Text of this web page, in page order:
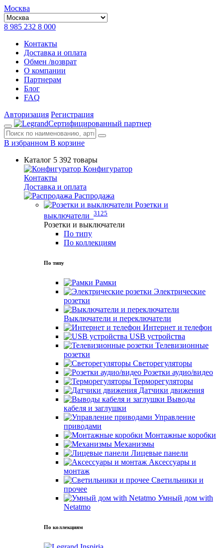
Москва
8 985 232 8 000
Контакты
Доставка и оплата
Обмен /возврат
О компании
Партнерам
Блог
FAQ
Авторизация Регистрация
Сертифицированный партнер
В избранном В корзине
Каталог 5 392 товары
Конфигуратор
Контакты
Доставка и оплата
Распродажа
Розетки и
выключатели 3125
Розетки и выключатели
По типу
По коллекциям
По типу
Рамки
Электрические
розетки
Выключатели и переключатели
Интернет и телефон
USB устройства
Телевизионные
розетки
Светорегуляторы
Розетки аудио/видео
Терморегуляторы
Датчики движения
Выводы
кабеля и заглушки
Управление
приводами
Монтажные коробки
Механизмы
Лицевые панели
Аксессуары и
монтаж
Светильники и
прочее
Умный дом with
Netatmo
По коллекциям